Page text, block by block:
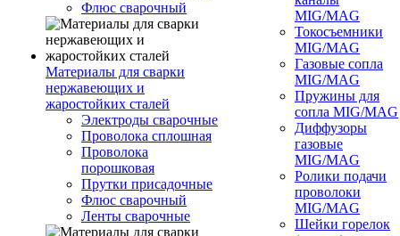
Флюс сварочный
Материалы для сварки
нержавеющих и
жаростойких сталей
Электроды сварочные
Проволока сплошная
Проволока
порошковая
Прутки присадочные
Флюс сварочный
Ленты сварочные
MIG/MAG
Токосъемники
MIG/MAG
Газовые сопла
MIG/MAG
Пружины для
сопла MIG/MAG
Диффузоры
газовые
MIG/MAG
Ролики подачи
проволоки
MIG/MAG
Шейки горелок